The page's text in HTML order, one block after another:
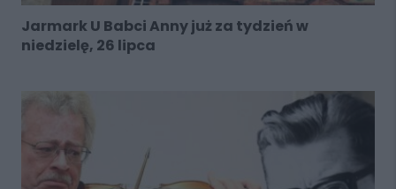
Jarmark U Babci Anny już za tydzień w
niedzielę, 26 lipca